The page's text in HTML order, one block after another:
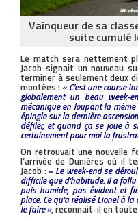
Vainqueur de sa
suite cumulé
Le match sera nettement
Jacob signait un nouveau
terminer à seulement deux
montées : « C’est une course
globalement un beau week-
mécanique en loupant la
épingle sur la dernière
défiler, et quand ça se joue à si
certainement pour moi la
On retrouvait une nouvelle
l’arrivée de Dunières où il
Jacob :« Le week-end se
difficile que d’habitude. Il a fallu
puis humide, pas évident et
place. Ce qu’a réalisé Lionel à
le faire », reconnait-il en